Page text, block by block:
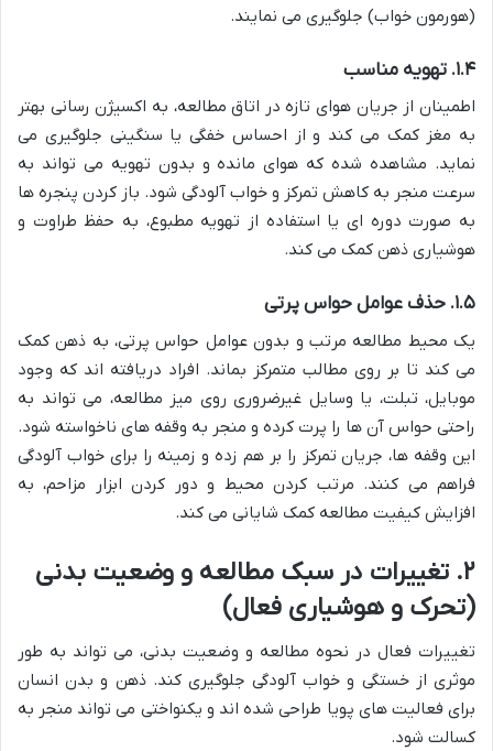
(هورمون خواب) جلوگیری می نمایند.
۱.۴. تهویه مناسب
اطمینان از جریان هوای تازه در اتاق مطالعه، به اکسیژن رسانی بهتر
به مغز کمک می کند و از احساس خفگی یا سنگینی جلوگیری می
نماید. مشاهده شده که هوای مانده و بدون تهویه می تواند به
سرعت منجر به کاهش تمرکز و خواب آلودگی شود. باز کردن پنجره ها
به صورت دوره ای یا استفاده از تهویه مطبوع، به حفظ طراوت و
هوشیاری ذهن کمک می کند.
۱.۵. حذف عوامل حواس پرتی
یک محیط مطالعه مرتب و بدون عوامل حواس پرتی، به ذهن کمک
می کند تا بر روی مطالب متمرکز بماند. افراد دریافته اند که وجود
موبایل، تبلت، یا وسایل غیرضروری روی میز مطالعه، می تواند به
راحتی حواس آن ها را پرت کرده و منجر به وقفه های ناخواسته شود.
این وقفه ها، جریان تمرکز را بر هم زده و زمینه را برای خواب آلودگی
فراهم می کنند. مرتب کردن محیط و دور کردن ابزار مزاحم، به
افزایش کیفیت مطالعه کمک شایانی می کند.
۲. تغییرات در سبک مطالعه و وضعیت بدنی
(تحرک و هوشیاری فعال)
تغییرات فعال در نحوه مطالعه و وضعیت بدنی، می تواند به طور
موثری از خستگی و خواب آلودگی جلوگیری کند. ذهن و بدن انسان
برای فعالیت های پویا طراحی شده اند و یکنواختی می تواند منجر به
کسالت شود.